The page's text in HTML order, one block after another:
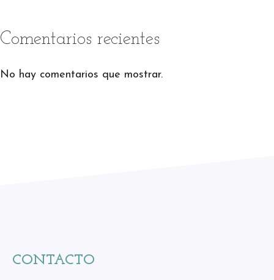
Comentarios recientes
No hay comentarios que mostrar.
CONTACTO